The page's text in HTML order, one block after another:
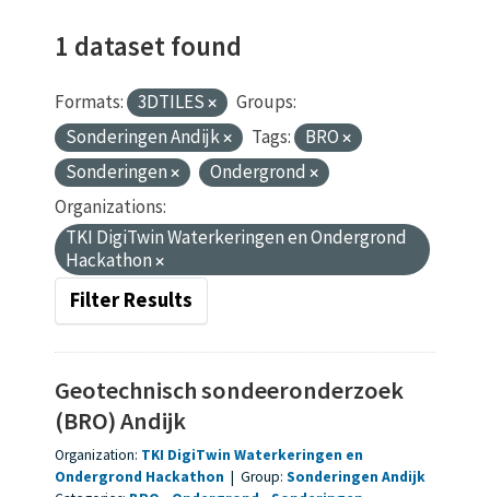
1 dataset found
Formats: 3DTILES
Groups:
Sonderingen Andijk
Tags:
BRO
Sonderingen
Ondergrond
Organizations:
TKI DigiTwin Waterkeringen en Ondergrond
Hackathon
Filter Results
Geotechnisch sondeeronderzoek
(BRO) Andijk
Organization: TKI DigiTwin Waterkeringen en
Ondergrond Hackathon | Group: Sonderingen Andijk